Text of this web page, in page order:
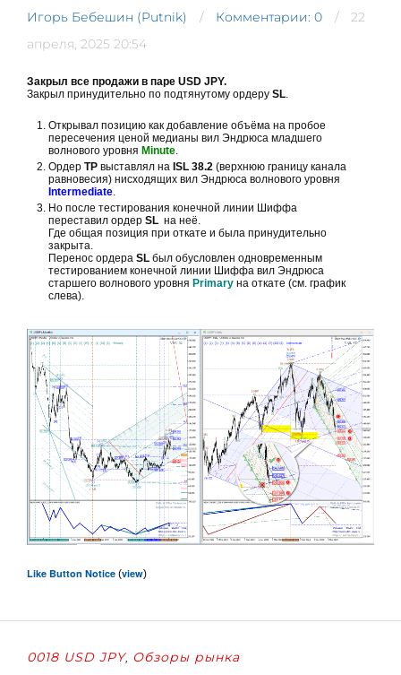
Игорь Бебешин (Putnik) Комментарии: 0
22
апреля, 2025 20:54
Закрыл все продажи в паре USD JPY.
Закрыл принудительно по подтянутому ордеру SL.
Открывал позицию как добавление объёма на пробое
пересечения ценой медианы вил Эндрюса младшего
волнового уровня Minute
Ордер TP выставлял на ISL 38.2 (верхнюю границу канала
равновесия) нисходящих вил Эндрюса волнового уровня
Intermediate
Но после тестирования конечной линии Шиффа
переставил ордер SL на неё.
Где общая позиция при откате и была принудительно
закрыта.
Перенос ордера SL был обусловлен одновременным
тестированием конечной линии Шиффа вил Эндрюса
старшего волнового уровня Primary на откате (см. график
слева).
Like Button Notice (view)
0018 USD JPY, Обзоры рынка